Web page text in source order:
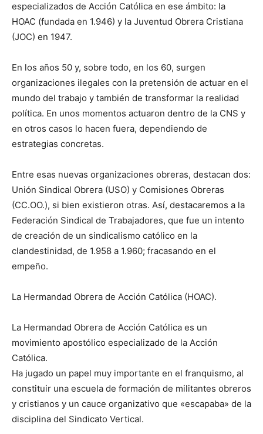
especializados de Acción Católica en ese ámbito: la
HOAC (fundada en 1.946) y la Juventud Obrera Cristiana
(JOC) en 1947.
En los años 50 y, sobre todo, en los 60, surgen
organizaciones ilegales con la pretensión de actuar en el
mundo del trabajo y también de transformar la realidad
política. En unos momentos actuaron dentro de la CNS y
en otros casos lo hacen fuera, dependiendo de
estrategias concretas.
Entre esas nuevas organizaciones obreras, destacan dos:
Unión Sindical Obrera (USO) y Comisiones Obreras
(CC.OO.), si bien existieron otras. Así, destacaremos a la
Federación Sindical de Trabajadores, que fue un intento
de creación de un sindicalismo católico en la
clandestinidad, de 1.958 a 1.960; fracasando en el
empeño.
La Hermandad Obrera de Acción Católica (HOAC).
La Hermandad Obrera de Acción Católica es un
movimiento apostólico especializado de la Acción
Católica.
Ha jugado un papel muy importante en el franquismo, al
constituir una escuela de formación de militantes obreros
y cristianos y un cauce organizativo que «escapaba» de la
disciplina del Sindicato Vertical.